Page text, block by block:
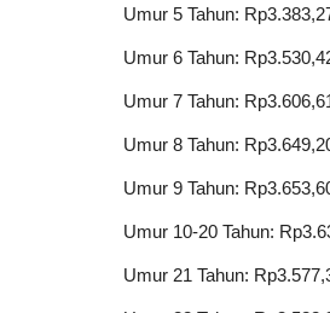
Umur 5 Tahun:
Umur 6 Tahun:
Umur 7 Tahun:
Umur 8 Tahun:
Umur 9 Tahun:
Umur 10-20 Tahun:
Umur 21 Tahun: